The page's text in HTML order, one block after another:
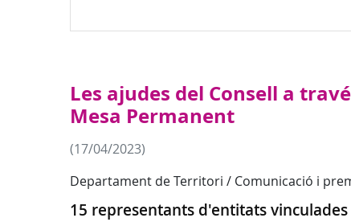
Les ajudes del Consell a
Mesa Permanent
(17/04/2023)
Departament de Territori / Comunicació i
15 representants d'entitats